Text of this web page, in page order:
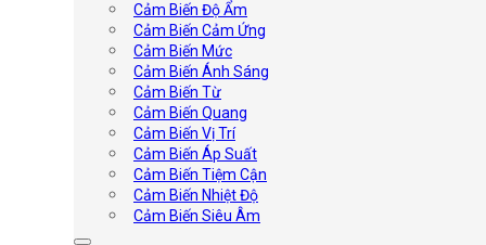
Cảm Biến Độ Ẩm
Cảm Biến Cảm Ứng
Cảm Biến Mức
Cảm Biến Ánh Sáng
Cảm Biến Từ
Cảm Biến Quang
Cảm Biến Vị Trí
Cảm Biến Áp Suất
Cảm Biến Tiệm Cận
Cảm Biến Nhiệt Độ
Cảm Biến Siêu Âm